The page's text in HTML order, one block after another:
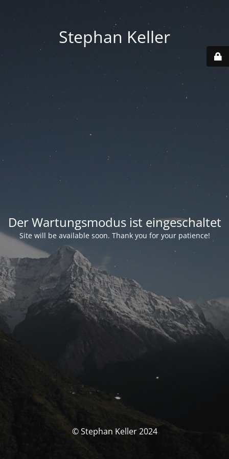
Stephan Keller
Der Wartungsmodus ist eingeschaltet
Site will be available soon. Thank you for your patience!
© Stephan Keller 2024